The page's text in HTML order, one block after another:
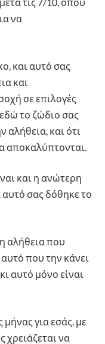
να
και αυτό σας
και
σε επιλογές
το ζώδιο σας
αλήθεια, και ότι
αποκαλύπτονται.
και η ανώτερη
αυτό σας δόθηκε το
αλήθεια που
που την κάνει
αυτό μόνο είναι
μήνας για εσάς, με
να